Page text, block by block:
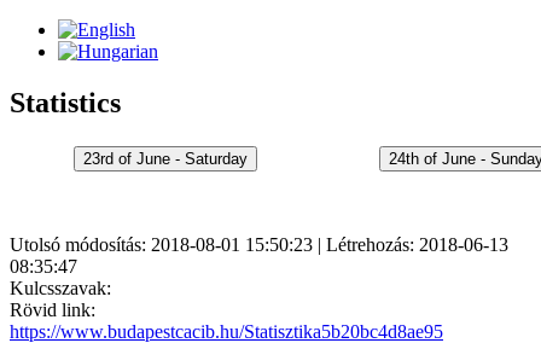
Statistics
Utolsó módosítás: 2018-08-01 15:50:23 | Létrehozás: 2018-06-13
08:35:47
Kulcsszavak:
Rövid link:
https://www.budapestcacib.hu/Statisztika5b20bc4d8ae95